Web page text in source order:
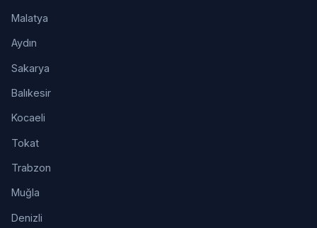
Malatya
Aydın
Sakarya
Balıkesir
Kocaeli
Tokat
Trabzon
Muğla
Denizli